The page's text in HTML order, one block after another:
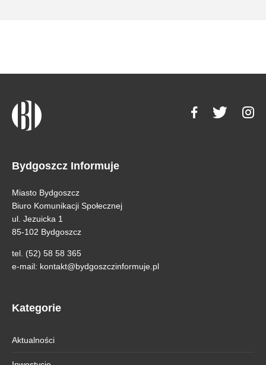
Bydgoszcz Informuje
Miasto Bydgoszcz
Biuro Komunikacji Społecznej
ul. Jezuicka 1
85-102 Bydgoszcz
tel. (52) 58 58 365
e-mail: kontakt@bydgoszczinformuje.pl
Kategorie
Aktualności